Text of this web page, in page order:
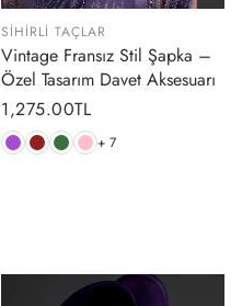
SIHIRLI TAÇLAR
Vintage Fransız Stil Şapka –
Özel Tasarım Davet Aksesuarı
Normal
fiyat
1,275.00TL
+ 7